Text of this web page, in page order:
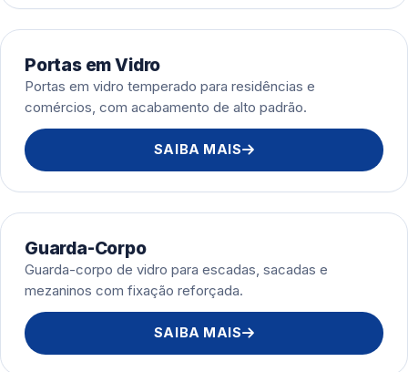
Portas em Vidro
Portas em vidro temperado para residências e
comércios, com acabamento de alto padrão.
SAIBA MAIS
Guarda-Corpo
Guarda-corpo de vidro para escadas, sacadas e
mezaninos com fixação reforçada.
SAIBA MAIS